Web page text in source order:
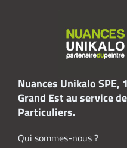
Nuances Unikalo SPE,
Grand Est au service
Particuliers.
Qui sommes-nous ?